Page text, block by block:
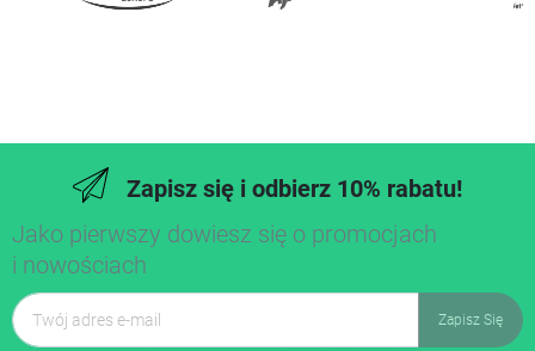
Zapisz się i odbierz 10% rabatu!
Jako pierwszy dowiesz się o promocjach
i nowościach